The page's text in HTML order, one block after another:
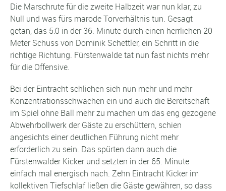
Die Marschrute für die zweite Halbzeit war nun klar, zu
Null und was fürs marode Torverhältnis tun. Gesagt
getan, das 5:0 in der 36. Minute durch einen herrlichen 20
Meter Schuss von Dominik Schettler, ein Schritt in die
richtige Richtung. Fürstenwalde tat nun fast nichts mehr
für die Offensive.
Bei der Eintracht schlichen sich nun mehr und mehr
Konzentrationsschwächen ein und auch die Bereitschaft
im Spiel ohne Ball mehr zu machen um das eng gezogene
Abwehrbollwerk der Gäste zu erschüttern, schien
angesichts einer deutlichen Führung nicht mehr
erforderlich zu sein. Das spürten dann auch die
Fürstenwalder Kicker und setzten in der 65. Minute
einfach mal energisch nach. Zehn Eintracht Kicker im
kollektiven Tiefschlaf ließen die Gäste gewähren, so dass